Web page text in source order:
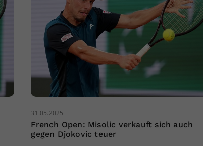
31.05.2025
French Open: Misolic verkauft sich auch
gegen Djokovic teuer